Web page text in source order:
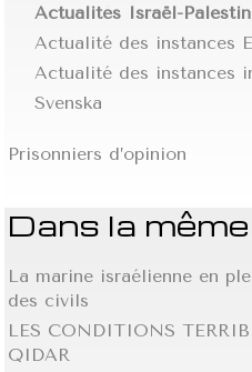
Actualités Israël-
Actualité des instances
Actualité des instances
Svenska
Prisonniers d’opinion
Dans la
La marine israélienne en
des civils
LES CONDITIONS
QIDAR